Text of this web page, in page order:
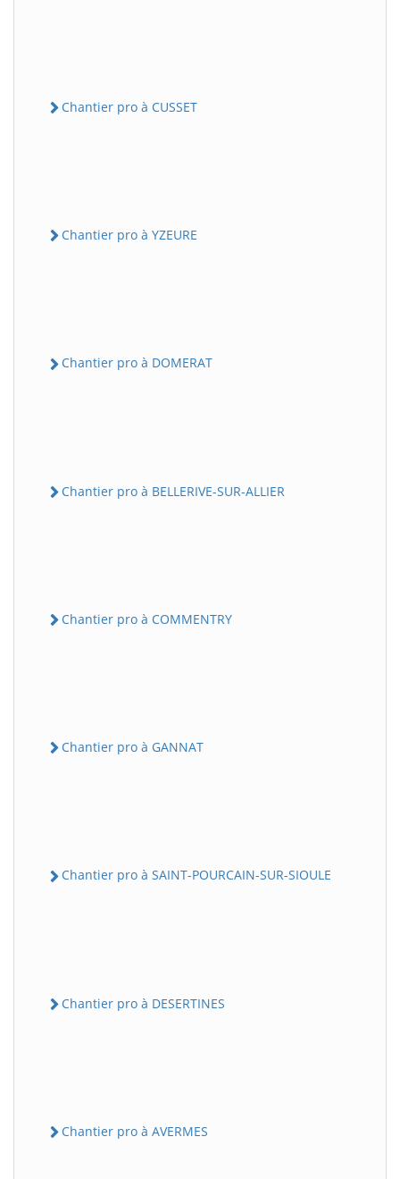
Chantier pro à CUSSET
Chantier pro à YZEURE
Chantier pro à DOMERAT
Chantier pro à BELLERIVE-SUR-ALLIER
Chantier pro à COMMENTRY
Chantier pro à GANNAT
Chantier pro à SAINT-POURCAIN-SUR-SIOULE
Chantier pro à DESERTINES
Chantier pro à AVERMES